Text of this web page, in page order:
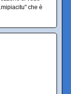
che è